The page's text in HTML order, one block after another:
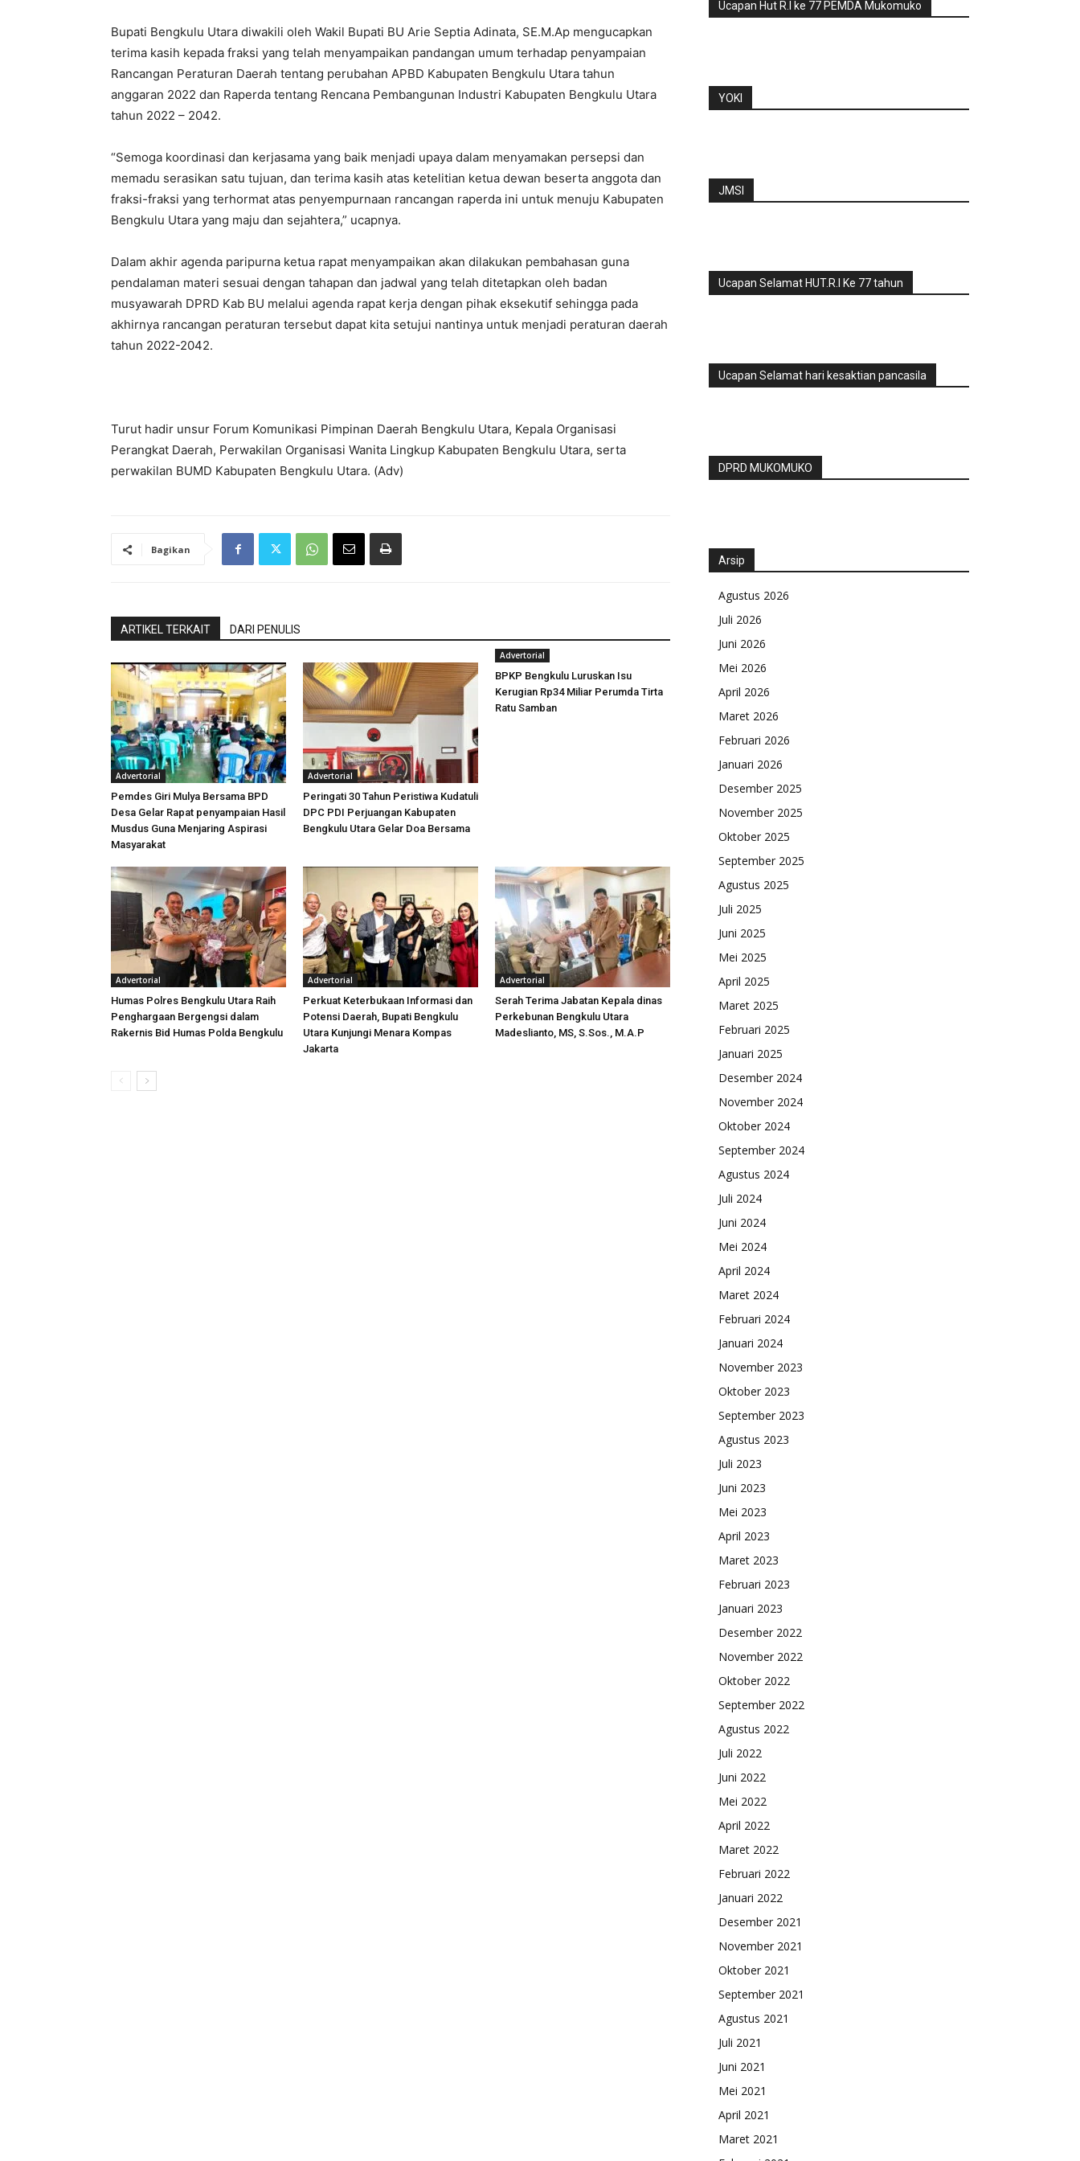
Bupati Bengkulu Utara diwakili oleh Wakil Bupati BU Arie Septia Adinata, SE.M.Ap mengucapkan
terima kasih kepada fraksi yang telah menyampaikan pandangan umum terhadap penyampaian
Rancangan Peraturan Daerah tentang perubahan APBD Kabupaten Bengkulu Utara tahun
anggaran 2022 dan Raperda tentang Rencana Pembangunan Industri Kabupaten Bengkulu Utara
tahun 2022 – 2042.
“Semoga koordinasi dan kerjasama yang baik menjadi upaya dalam menyamakan persepsi dan
memadu serasikan satu tujuan, dan terima kasih atas ketelitian ketua dewan beserta anggota dan
fraksi-fraksi yang terhormat atas penyempurnaan rancangan raperda ini untuk menuju Kabupaten
Bengkulu Utara yang maju dan sejahtera,” ucapnya.
Dalam akhir agenda paripurna ketua rapat menyampaikan akan dilakukan pembahasan guna
pendalaman materi sesuai dengan tahapan dan jadwal yang telah ditetapkan oleh badan
musyawarah DPRD Kab BU melalui agenda rapat kerja dengan pihak eksekutif sehingga pada
akhirnya rancangan peraturan tersebut dapat kita setujui nantinya untuk menjadi peraturan daerah
tahun 2022-2042.
Turut hadir unsur Forum Komunikasi Pimpinan Daerah Bengkulu Utara, Kepala Organisasi
Perangkat Daerah, Perwakilan Organisasi Wanita Lingkup Kabupaten Bengkulu Utara, serta
perwakilan BUMD Kabupaten Bengkulu Utara. (Adv)
Bagikan
ARTIKEL TERKAIT DARI PENULIS
Advertorial
Pemdes Giri Mulya Bersama BPD
Desa Gelar Rapat penyampaian Hasil
Musdus Guna Menjaring Aspirasi
Masyarakat
Advertorial
Peringati 30 Tahun Peristiwa Kudatuli
DPC PDI Perjuangan Kabupaten
Bengkulu Utara Gelar Doa Bersama
Advertorial
BPKP Bengkulu Luruskan Isu
Kerugian Rp34 Miliar Perumda Tirta
Ratu Samban
Advertorial
Humas Polres Bengkulu Utara Raih
Penghargaan Bergengsi dalam
Rakernis Bid Humas Polda Bengkulu
Advertorial
Perkuat Keterbukaan Informasi dan
Potensi Daerah, Bupati Bengkulu
Utara Kunjungi Menara Kompas
Jakarta
Advertorial
Serah Terima Jabatan Kepala dinas
Perkebunan Bengkulu Utara
Madeslianto, MS, S.Sos., M.A.P
Ucapan Hut R.I ke 77 PEMDA Mukomuko
YOKI
JMSI
Ucapan Selamat HUT.R.I Ke 77 tahun
Ucapan Selamat hari kesaktian pancasila
DPRD MUKOMUKO
Arsip
Agustus 2026
Juli 2026
Juni 2026
Mei 2026
April 2026
Maret 2026
Februari 2026
Januari 2026
Desember 2025
November 2025
Oktober 2025
September 2025
Agustus 2025
Juli 2025
Juni 2025
Mei 2025
April 2025
Maret 2025
Februari 2025
Januari 2025
Desember 2024
November 2024
Oktober 2024
September 2024
Agustus 2024
Juli 2024
Juni 2024
Mei 2024
April 2024
Maret 2024
Februari 2024
Januari 2024
November 2023
Oktober 2023
September 2023
Agustus 2023
Juli 2023
Juni 2023
Mei 2023
April 2023
Maret 2023
Februari 2023
Januari 2023
Desember 2022
November 2022
Oktober 2022
September 2022
Agustus 2022
Juli 2022
Juni 2022
Mei 2022
April 2022
Maret 2022
Februari 2022
Januari 2022
Desember 2021
November 2021
Oktober 2021
September 2021
Agustus 2021
Juli 2021
Juni 2021
Mei 2021
April 2021
Maret 2021